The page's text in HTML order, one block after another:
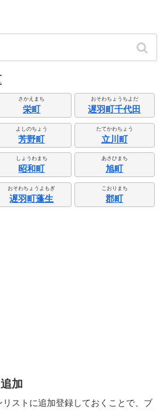
さかえまち
栄町
おそわちょうちよだ
遅羽町千代田
よしのちょう
芳野町
たてかわちょう
立川町
しょうわまち
昭和町
あさひまち
旭町
おそわちょうよもぎ
遅羽町蓬生
こおりまち
郡町
加
ストに追加登録しておくことで、ブ